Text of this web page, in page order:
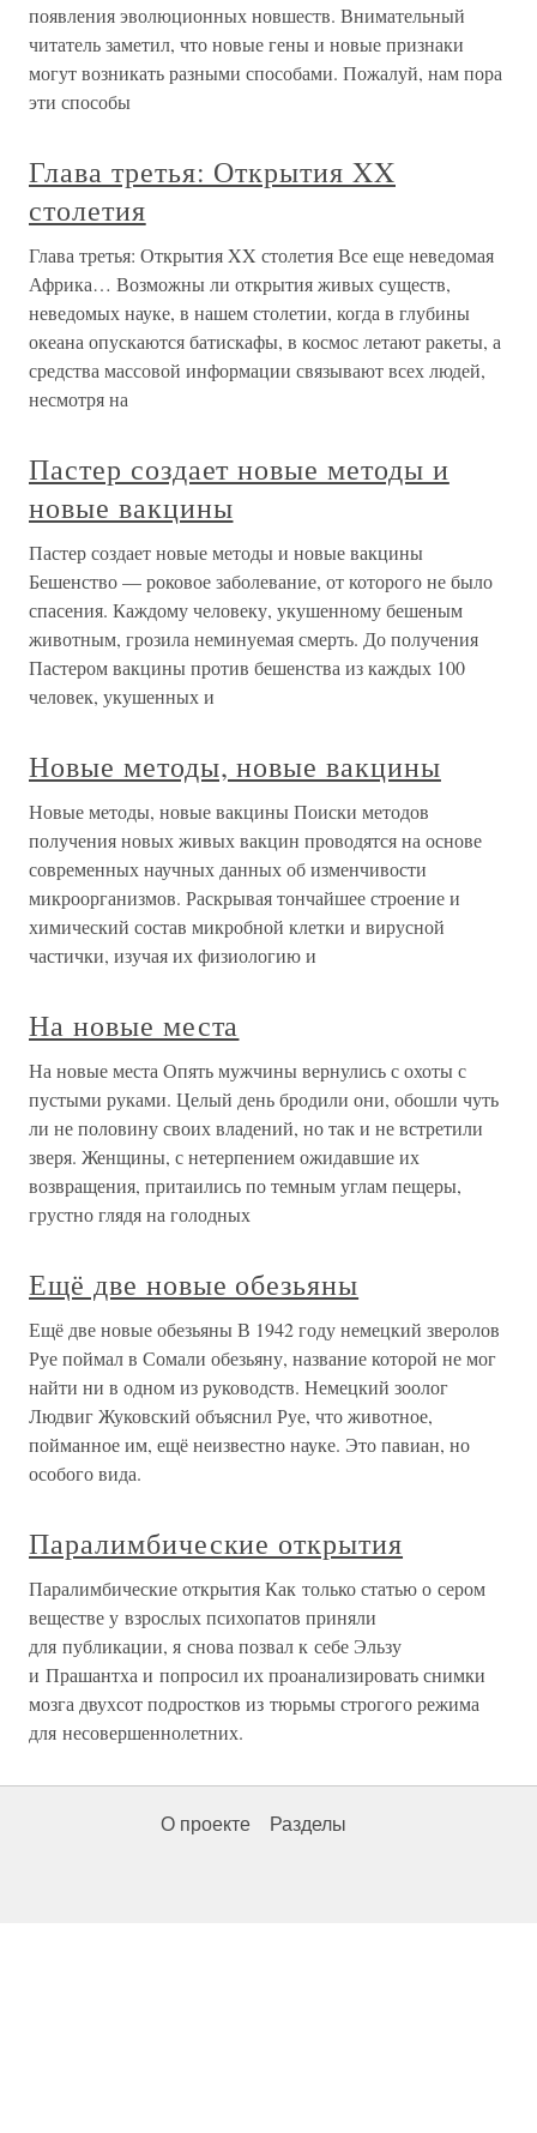
появления эволюционных новшеств. Внимательный
читатель заметил, что новые гены и новые признаки
могут возникать разными способами. Пожалуй, нам пора
эти способы
Глава третья: Открытия XX
столетия
Глава третья: Открытия XX столетия Все еще неведомая
Африка… Возможны ли открытия живых существ,
неведомых науке, в нашем столетии, когда в глубины
океана опускаются батискафы, в космос летают ракеты, а
средства массовой информации связывают всех людей,
несмотря на
Пастер создает новые методы и
новые вакцины
Пастер создает новые методы и новые вакцины
Бешенство — роковое заболевание, от которого не было
спасения. Каждому человеку, укушенному бешеным
животным, грозила неминуемая смерть. До получения
Пастером вакцины против бешенства из каждых 100
человек, укушенных и
Новые методы, новые вакцины
Новые методы, новые вакцины Поиски методов
получения новых живых вакцин проводятся на основе
современных научных данных об изменчивости
микроорганизмов. Раскрывая тончайшее строение и
химический состав микробной клетки и вирусной
частички, изучая их физиологию и
На новые места
На новые места Опять мужчины вернулись с охоты с
пустыми руками. Целый день бродили они, обошли чуть
ли не половину своих владений, но так и не встретили
зверя. Женщины, с нетерпением ожидавшие их
возвращения, притаились по темным углам пещеры,
грустно глядя на голодных
Ещё две новые обезьяны
Ещё две новые обезьяны В 1942 году немецкий зверолов
Руе поймал в Сомали обезьяну, название которой не мог
найти ни в одном из руководств. Немецкий зоолог
Людвиг Жуковский объяснил Руе, что животное,
пойманное им, ещё неизвестно науке. Это павиан, но
особого вида.
Паралимбические открытия
Паралимбические открытия Как только статью о сером
веществе у взрослых психопатов приняли
для публикации, я снова позвал к себе Эльзу
и Прашантха и попросил их проанализировать снимки
мозга двухсот подростков из тюрьмы строгого режима
для несовершеннолетних.
О проекте Разделы